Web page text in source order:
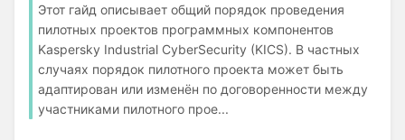
Этот гайд описывает общий порядок проведения
пилотных проектов программных компонентов
Kaspersky Industrial CyberSecurity (KICS). В частных
случаях порядок пилотного проекта может быть
адаптирован или изменён по договоренности между
участниками пилотного прое...